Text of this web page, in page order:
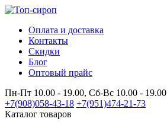
Оплата и доставка
Контакты
Скидки
Блог
Оптовый прайс
Пн-Пт 10.00 - 19.00, Сб-Вс 10.00 - 19.00
+7(908)058-43-18 +7(951)474-21-73
Каталог товаров